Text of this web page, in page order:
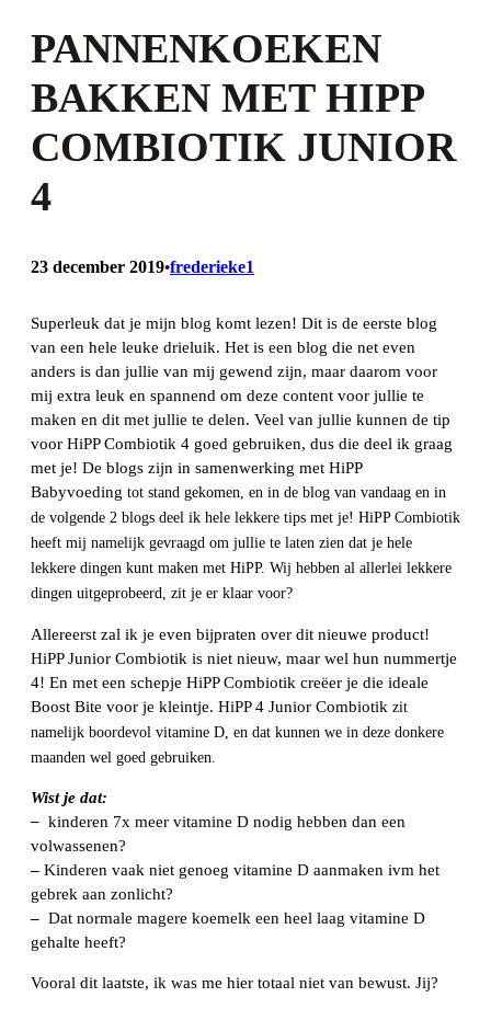
PANNENKOEKEN
BAKKEN MET HIPP
COMBIOTIK JUNIOR
4
23 december 2019•frederieke1
Superleuk dat je mijn blog komt lezen! Dit is de eerste blog
van een hele leuke drieluik. Het is een blog die net even
anders is dan jullie van mij gewend zijn, maar daarom voor
mij extra leuk en spannend om deze content voor jullie te
maken en dit met jullie te delen. Veel van jullie kunnen de tip
voor HiPP Combiotik 4 goed gebruiken, dus die deel ik graag
met je! De blogs zijn in samenwerking met HiPP
Babyvoeding tot stand gekomen, en in de blog van vandaag en in
de volgende 2 blogs deel ik hele lekkere tips met je! HiPP Combiotik
heeft mij namelijk gevraagd om jullie te laten zien dat je hele
lekkere dingen kunt maken met HiPP. Wij hebben al allerlei lekkere
dingen uitgeprobeerd, zit je er klaar voor?
Allereerst zal ik je even bijpraten over dit nieuwe product!
HiPP Junior Combiotik is niet nieuw, maar wel hun nummertje
4! En met een schepje HiPP Combiotik creëer je die ideale
Boost Bite voor je kleintje. HiPP 4 Junior Combiotik zit
namelijk boordevol vitamine D, en dat kunnen we in deze donkere
maanden wel goed gebruiken.
Wist je dat:
– kinderen 7x meer vitamine D nodig hebben dan een
volwassenen?
– Kinderen vaak niet genoeg vitamine D aanmaken ivm het
gebrek aan zonlicht?
– Dat normale magere koemelk een heel laag vitamine D
gehalte heeft?
Vooral dit laatste, ik was me hier totaal niet van bewust. Jij?